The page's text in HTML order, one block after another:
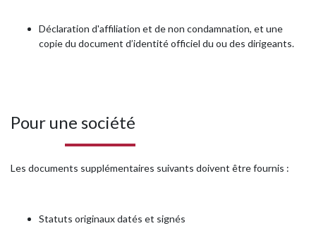
Déclaration d'affiliation et de non condamnation, et une
copie du document d’identité officiel du ou des dirigeants.
Pour une société
Les documents supplémentaires suivants doivent être fournis :
Statuts originaux datés et signés